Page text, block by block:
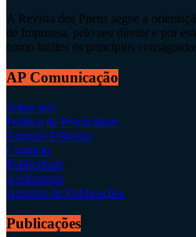
A Revista dos Pneus segue a
de Imprensa, pelo seu diretor e por
como limites os princípios
AP Comunicação
Sobre nós
Política de Privacidade
Estatuto Editorial
Contacto
Publicidade
Assinaturas
Arquivo de Publicações
Publicações